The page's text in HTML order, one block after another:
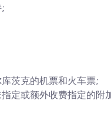
茨克的机票和火车票;
定或额外收费指定的附